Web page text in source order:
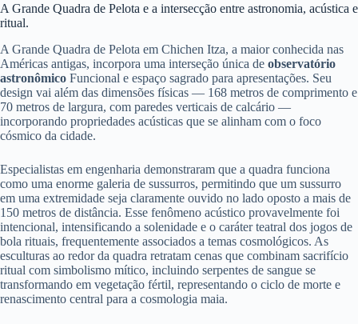
A Grande Quadra de Pelota e a intersecção entre astronomia, acústica e
ritual.
A Grande Quadra de Pelota em Chichen Itza, a maior conhecida nas
Américas antigas, incorpora uma interseção única de observatório
astronômico Funcional e espaço sagrado para apresentações. Seu
design vai além das dimensões físicas — 168 metros de comprimento e
70 metros de largura, com paredes verticais de calcário —
incorporando propriedades acústicas que se alinham com o foco
cósmico da cidade.
Especialistas em engenharia demonstraram que a quadra funciona
como uma enorme galeria de sussurros, permitindo que um sussurro
em uma extremidade seja claramente ouvido no lado oposto a mais de
150 metros de distância. Esse fenômeno acústico provavelmente foi
intencional, intensificando a solenidade e o caráter teatral dos jogos de
bola rituais, frequentemente associados a temas cosmológicos. As
esculturas ao redor da quadra retratam cenas que combinam sacrifício
ritual com simbolismo mítico, incluindo serpentes de sangue se
transformando em vegetação fértil, representando o ciclo de morte e
renascimento central para a cosmologia maia.